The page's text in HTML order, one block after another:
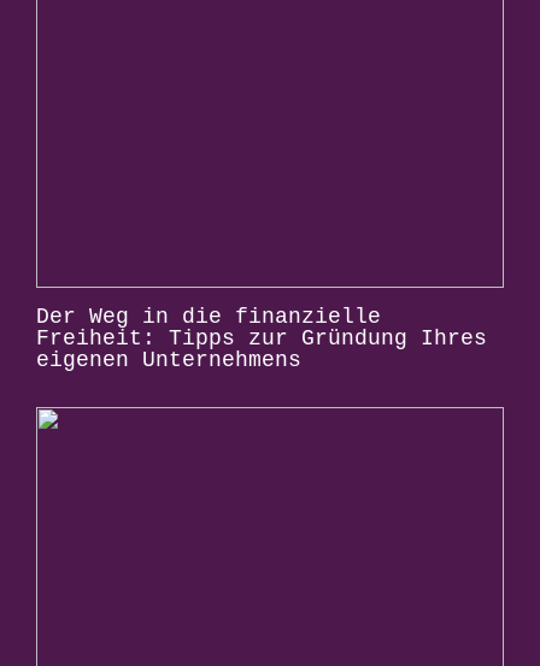
Der Weg in die finanzielle
Freiheit: Tipps zur Gründung Ihres
eigenen Unternehmens